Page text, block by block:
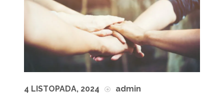
4 LISTOPADA, 2024 admin